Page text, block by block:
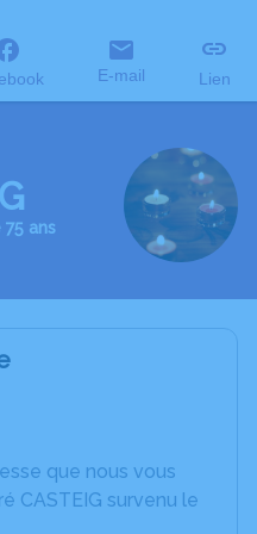
E-mail Lien
ans
que nous vous
CASTEIG survenu le